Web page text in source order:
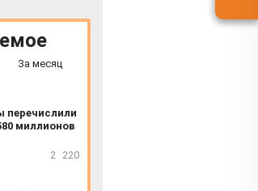
За месяц
перечислили
миллионов
2 220